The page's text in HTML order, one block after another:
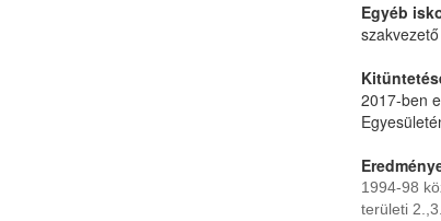
Egyéb
2017-ben
1994-98
területi